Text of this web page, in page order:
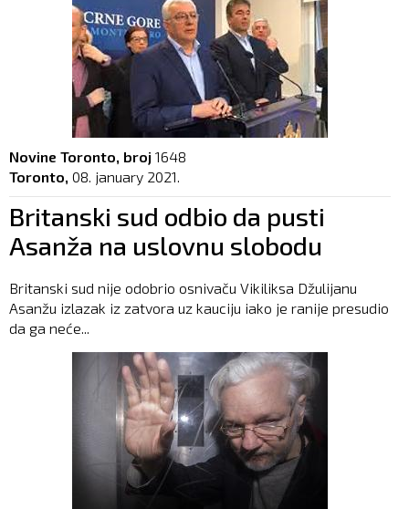
Novine Toronto, broj 1648
Toronto, 08. january 2021.
Britanski sud odbio da pusti
Asanža na uslovnu slobodu
Britanski sud nije odobrio osnivaču Vikiliksa Džulijanu
Asanžu izlazak iz zatvora uz kauciju iako je ranije presudio
da ga neće...